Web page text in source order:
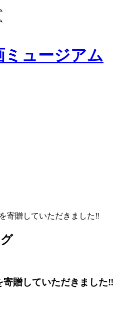
寄贈していただきました‼
贈していただきました‼